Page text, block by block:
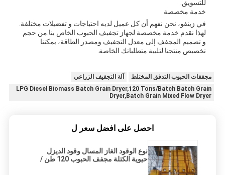
للتسويق.
خدمة مخصصة
في زينفو، نحن نفهم أن كل عميل لديه احتياجات و تفضيلات مختلفة.
لهذا نقدم خدمة مخصصة لجهاز تجفيف الحبوب الخاص بنا.من حجم
و تصميم المجفف إلى معدل التجفيف ومصدر الطاقة، يمكننا
تخصيص منتجنا لتلبية متطلباتك الخاصة.
مجففات الحبوب التدفق المختلط
آلة التجفيف الزراعي
LPG Diesel Biomass Batch Grain Dryer,120 Tons/Batch Batch Grain
Dryer,Batch Grain Mixed Flow Dryer
احصل على افضل سعر ل
نوع الوقود الغاز المسال وقود الديزل
حيوية الكتلة مجفف الحبوب 120 طن /